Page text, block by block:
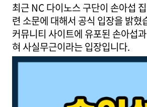
최근 NC 다이노스 구단이 손아섭
련 소문에 대해서 공식 입장을 밝혔
커뮤니티 사이트에 유포된 손아섭
혀 사실무근이라는 입장입니다.